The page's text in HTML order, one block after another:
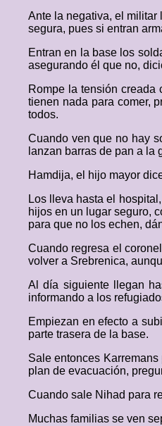
Ante la negativa, el militar
segura, pues si entran
Entran en la base los
asegurando él que no,
Rompe la tensión
tienen nada para comer,
todos.
Cuando ven que no hay
lanzan barras de pan a la
Hamdija, el hijo mayor
Los lleva hasta el
hijos en un lugar seguro,
para que no los echen,
Cuando regresa el
volver a Srebrenica,
Al día siguiente llegan
informando a los
Empiezan en efecto a
parte trasera de la base.
Sale entonces
plan de evacuación,
Cuando sale Nihad para
Muchas familias se ven